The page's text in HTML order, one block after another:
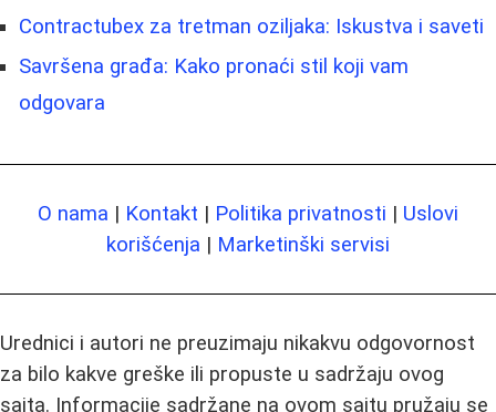
Contractubex za tretman oziljaka: Iskustva i saveti
Savršena građa: Kako pronaći stil koji vam
odgovara
O nama | Kontakt | Politika privatnosti | Uslovi
korišćenja | Marketinški servisi
Urednici i autori ne preuzimaju nikakvu odgovornost
za bilo kakve greške ili propuste u sadržaju ovog
sajta. Informacije sadržane na ovom sajtu pružaju se